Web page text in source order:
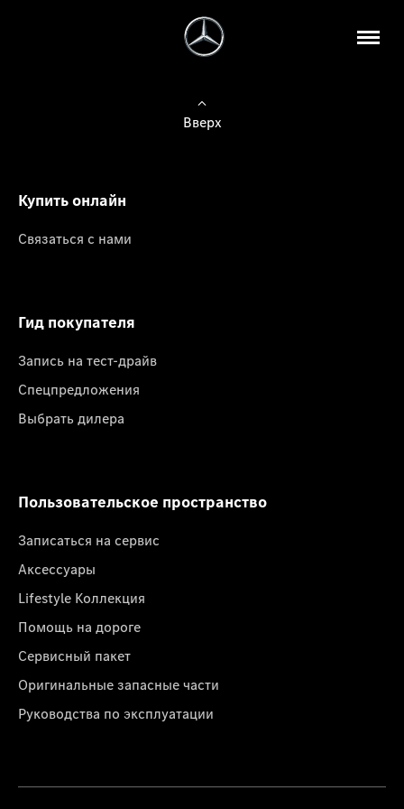
Вверх
Купить онлайн
Связаться с нами
Гид покупателя
Запись на тест-драйв
Спецпредложения
Выбрать дилера
Пользовательское пространство
Записаться на сервис
Аксессуары
Lifestyle Коллекция
Помощь на дороге
Сервисный пакет
Оригинальные запасные части
Руководства по эксплуатации